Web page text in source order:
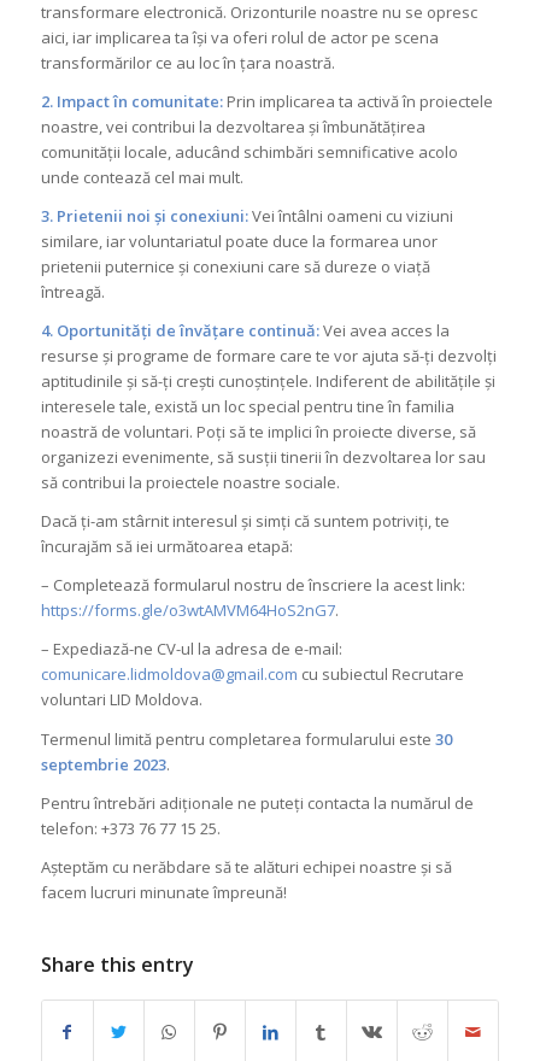
transformare electronică. Orizonturile noastre nu se opresc
aici, iar implicarea ta își va oferi rolul de actor pe scena
transformărilor ce au loc în țara noastră.
2. Impact în comunitate:Prin implicarea ta activă în proiectele
noastre, vei contribui la dezvoltarea și îmbunătățirea
comunității locale, aducând schimbări semnificative acolo
unde contează cel mai mult.
3. Prietenii noi și conexiuni:Vei întâlni oameni cu viziuni
similare, iar voluntariatul poate duce la formarea unor
prietenii puternice și conexiuni care să dureze o viață
întreagă.
4. Oportunități de învățare continuă:Vei avea acces la
resurse și programe de formare care te vor ajuta să-ți dezvolți
aptitudinile și să-ți crești cunoștințele. Indiferent de abilitățile și
interesele tale, există un loc special pentru tine în familia
noastră de voluntari. Poți să te implici în proiecte diverse, să
organizezi evenimente, să susții tinerii în dezvoltarea lor sau
să contribui la proiectele noastre sociale.
Dacă ți-am stârnit interesul și simți că suntem potriviți, te
încurajăm să iei următoarea etapă:
– Completează formularul nostru de înscriere la acest link:
https://forms.gle/o3wtAMVM64HoS2nG7.
– Expediază-ne CV-ul la adresa de e-mail:
comunicare.lidmoldova@gmail.com cu subiectul Recrutare
voluntari LID Moldova.
Termenul limită pentru completarea formularului este 30
septembrie 2023.
Pentru întrebări adiționale ne puteți contacta la numărul de
telefon: +373 76 77 15 25.
Așteptăm cu nerăbdare să te alături echipei noastre și să
facem lucruri minunate împreună!
Share this entry